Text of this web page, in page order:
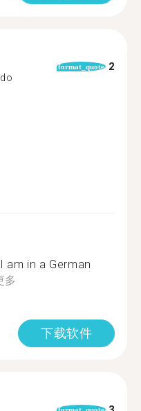
format_quote 2
am in a German
多
下载软件